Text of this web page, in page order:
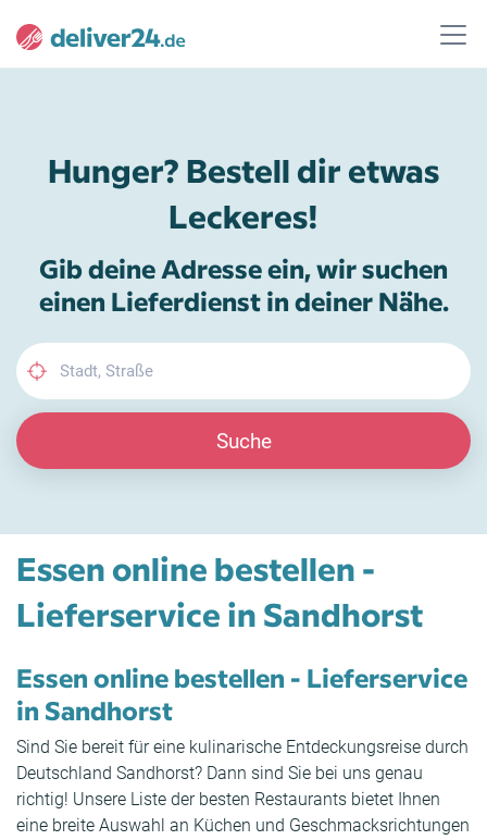
Hunger? Bestell dir etwas
Leckeres!
Gib deine Adresse ein, wir suchen
einen Lieferdienst in deiner Nähe.
Suche
Essen online bestellen -
Lieferservice in Sandhorst
Essen online bestellen - Lieferservice
in Sandhorst
Sind Sie bereit für eine kulinarische Entdeckungsreise durch
Deutschland Sandhorst? Dann sind Sie bei uns genau
richtig! Unsere Liste der besten Restaurants bietet Ihnen
eine breite Auswahl an Küchen und Geschmacksrichtungen